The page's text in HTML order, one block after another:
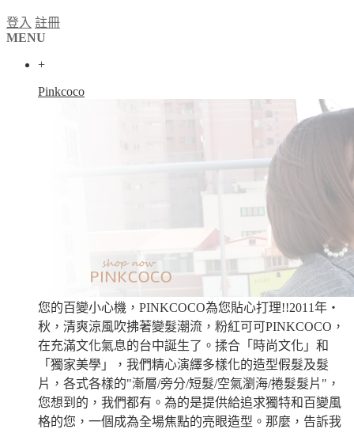
登入 註冊
MENU
+
Pinkcoco
您的百變小心機，PINKCOCO為您貼心打理!!2011年‧
秋，清爽涼風吹拂著變髮潮流，粉紅可可PINKCOCO，
在充滿文化氣息的台中誕生了。揉合「時尚文化」和
「獨家美學」，我們精心演繹多樣化的造型假髮及髮
片，各式各樣的"漸層/旁分/短髮/空氣瀏海/捲髮髮片"，
您想到的，我們都有。為的是提供給追求獨特和百變風
格的您，一個成為全場焦點的亮眼造型。那麼，告訴我